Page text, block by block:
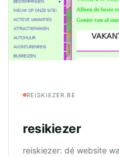
REISKIEZER.BE
resikiezer
reiskiezer: dé website